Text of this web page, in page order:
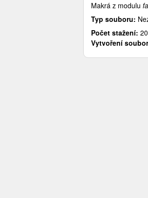
Makrá z modulu
Typ souboru:
Počet stažení:
Vytvoření